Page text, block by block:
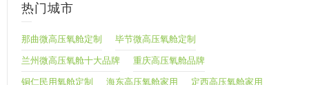
热门城市
那曲微高压氧舱定制 毕节微高压氧舱定制
兰州微高压氧舱十大品牌 重庆高压氧舱品牌
铜仁民用氧舱定制 海东高压氧舱家用 定西高压氧舱家用